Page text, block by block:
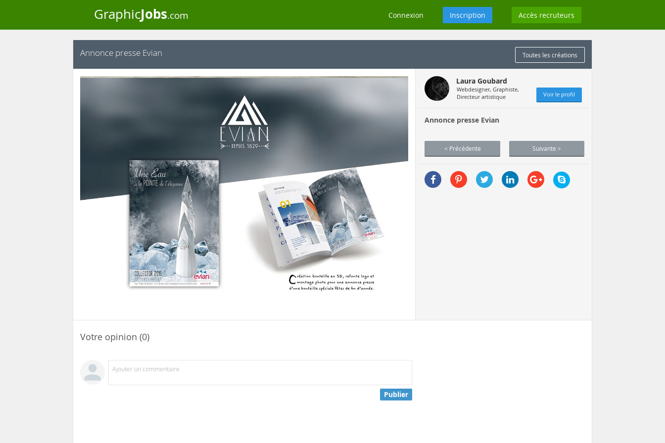
GraphicJobs.com Connexion Inscription Accès recruteurs
Annonce presse Evian Toutes les créations
Laura Goubard
Webdesigner, Graphiste,
Directeur artistique
Voir le profil
Annonce presse Evian
< Précédente Suivante >
Votre opinion (0)
Ajouter un commentaire
Publier